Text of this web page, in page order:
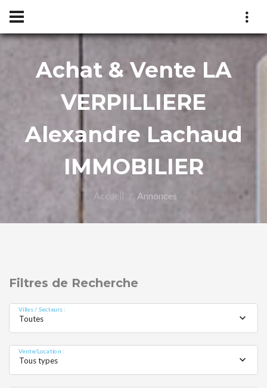
Achat & Vente LA
VERPILLIERE
Alexandre Lachaud
IMMOBILIER
Accueil Annonces
Filtres de Recherche
Villes / Secteurs :
Toutes
Vente/Location :
Tous types